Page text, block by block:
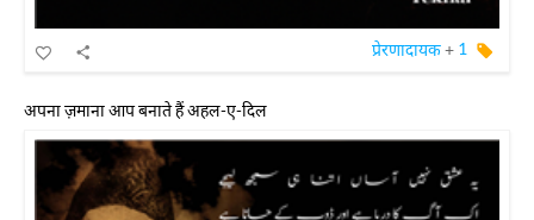
प्रेरणादायक+ 1
अपना ज़माना आप बनाते हैं अहल-ए-दिल